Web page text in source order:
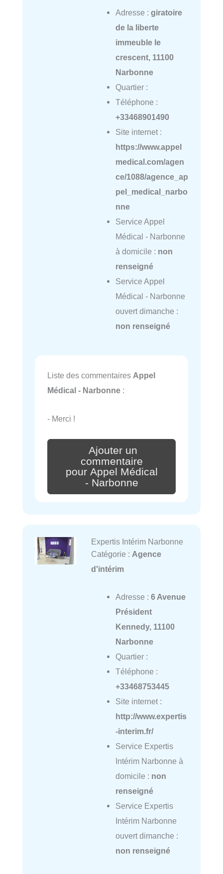
Adresse : giratoire
de la liberte
immeuble le
crescent, 11100
Narbonne
Quartier :
Téléphone :
+33468901490
Site internet :
https://www.appel
medical.com/agen
ce/1088/agence_ap
pel_medical_narbo
nne
Service Appel
Médical - Narbonne
à domicile : non
renseigné
Service Appel
Médical - Narbonne
ouvert dimanche :
non renseigné
Liste des commentaires Appel
Médical - Narbonne :
- Merci !
Ajouter un
commentaire
pour Appel Médical
- Narbonne
Expertis Intérim Narbonne
Catégorie : Agence
d'intérim
Adresse : 6 Avenue
Président
Kennedy, 11100
Narbonne
Quartier :
Téléphone :
+33468753445
Site internet :
http://www.expertis
-interim.fr/
Service Expertis
Intérim Narbonne à
domicile : non
renseigné
Service Expertis
Intérim Narbonne
ouvert dimanche :
non renseigné